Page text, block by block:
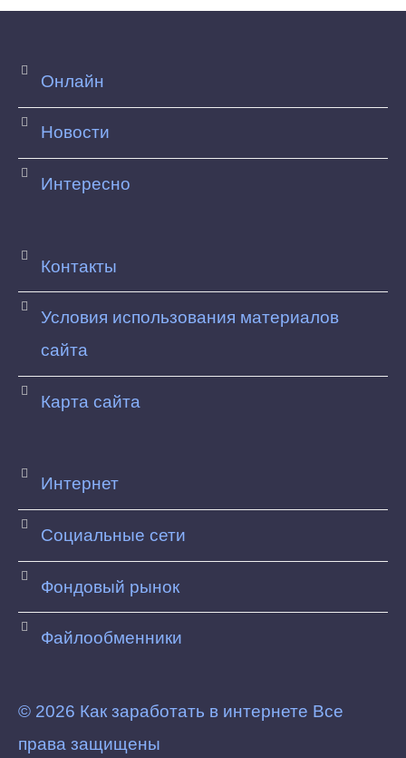
Онлайн
Новости
Интересно
Контакты
Условия использования материалов
сайта
Карта сайта
Интернет
Социальные сети
Фондовый рынок
Файлообменники
© 2026 Как заработать в интернете Все
права защищены